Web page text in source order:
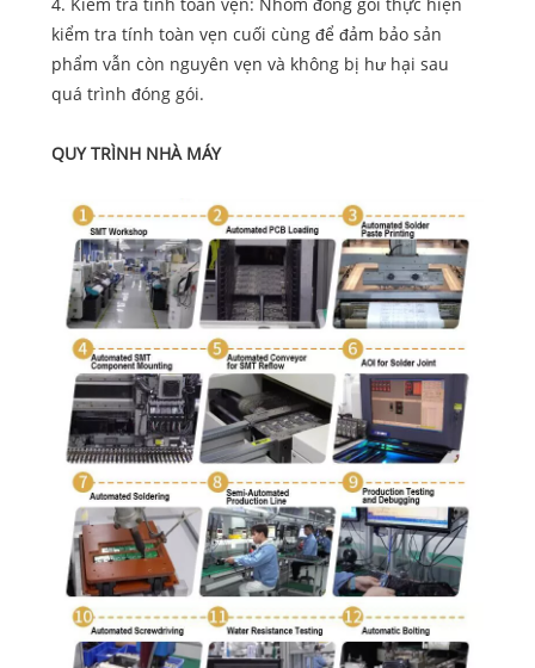
kiểm tra tính toàn vẹn cuối cùng để đảm bảo sản
phẩm vẫn còn nguyên vẹn và không bị hư hại sau
quá trình đóng gói.
QUY TRÌNH NHÀ MÁY